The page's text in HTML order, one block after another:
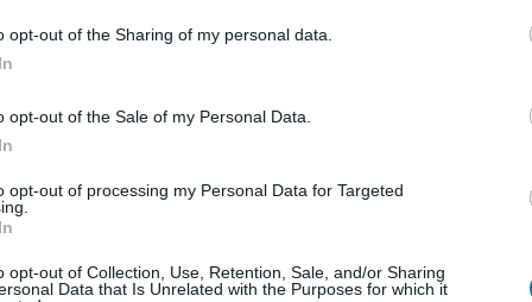
opt-out of the Sharing of my personal data.
opt-out of the Sale of my Personal Data.
opt-out of processing my Personal Data for Targeted
opt-out of Collection, Use, Retention, Sale, and/or Sharing
Data that Is Unrelated with the Purposes for which it
a 2003-ban mért 30 bp-os minimumnál, az elmúlt
A piac ez alapján kezd bizalmat szavazni a lengyel
portfolio.hu hírarchívumához tartozik, melynek olvasása
tartalmazza:
cikkarchívum
elmúlt 2 év napon belüli